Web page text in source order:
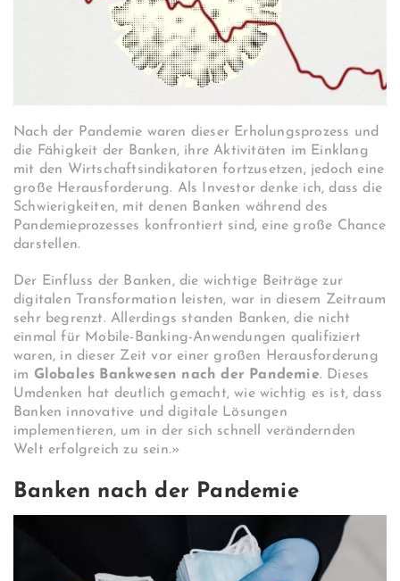
Nach der Pandemie waren dieser Erholungsprozess und
die Fähigkeit der Banken, ihre Aktivitäten im Einklang
mit den Wirtschaftsindikatoren fortzusetzen, jedoch eine
große Herausforderung. Als Investor denke ich, dass die
Schwierigkeiten, mit denen Banken während des
Pandemieprozesses konfrontiert sind, eine große Chance
darstellen.
Der Einfluss der Banken, die wichtige Beiträge zur
digitalen Transformation leisten, war in diesem Zeitraum
sehr begrenzt. Allerdings standen Banken, die nicht
einmal für Mobile-Banking-Anwendungen qualifiziert
waren, in dieser Zeit vor einer großen Herausforderung
im Globales Bankwesen nach der Pandemie. Dieses
Umdenken hat deutlich gemacht, wie wichtig es ist, dass
Banken innovative und digitale Lösungen
implementieren, um in der sich schnell verändernden
Welt erfolgreich zu sein.»
Banken nach der Pandemie